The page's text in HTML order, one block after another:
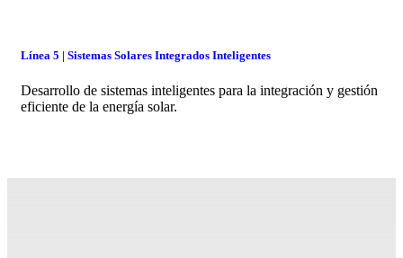
Línea 5 | Sistemas Solares Integrados Inteligentes
Desarrollo de sistemas inteligentes para la integración y gestión
eficiente de la energía solar.